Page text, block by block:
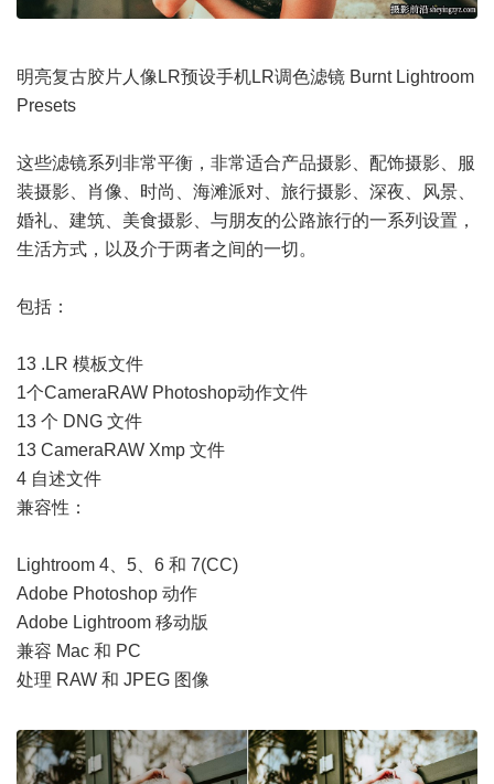
明亮复古胶片人像LR预设手机LR调色滤镜 Burnt Lightroom
Presets
这些滤镜系列非常平衡，非常适合产品摄影、配饰摄影、服
装摄影、肖像、时尚、海滩派对、旅行摄影、深夜、风景、
婚礼、建筑、 美食摄影 、与朋友的公路旅行的一系列设置，
生活方式，以及介于两者之间的一切。
包括：
13 .LR 模板文件
1个CameraRAW Photoshop动作文件
13 个 DNG 文件
13 CameraRAW Xmp 文件
4 自述文件
兼容性：
Lightroom 4、5、6 和 7(CC)
Adobe Photoshop 动作
Adobe Lightroom 移动版
兼容 Mac 和 PC
处理 RAW 和 JPEG 图像